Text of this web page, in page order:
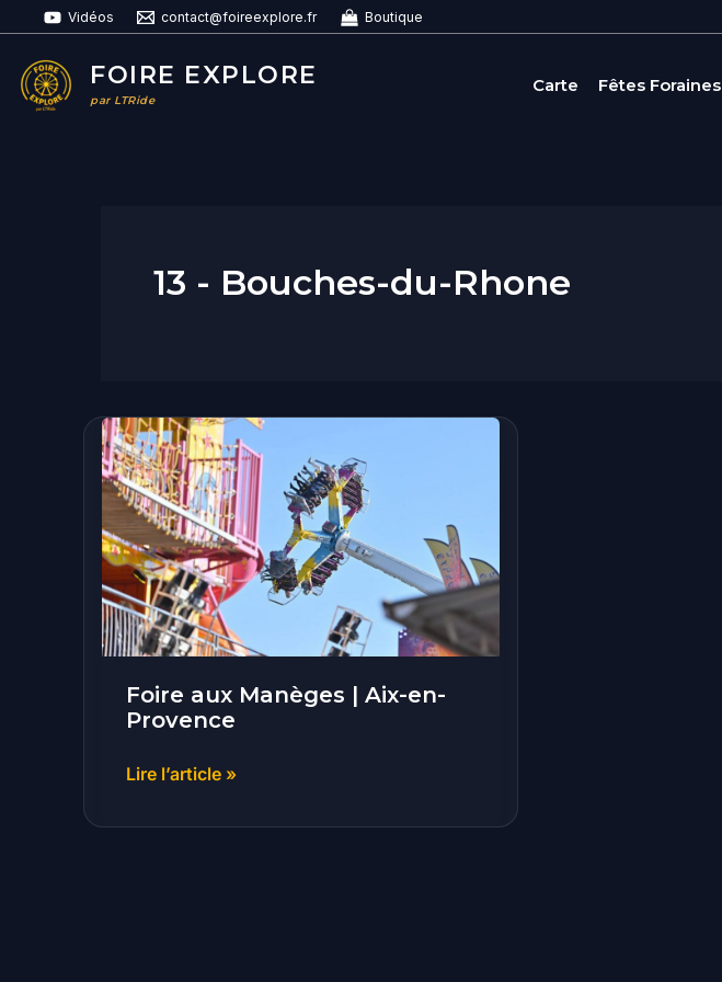
contenu
Vidéos contact@foireexplore.fr Boutique
FOIRE EXPLORE
par LTRide
Carte Fêtes Foraines
13 - Bouches-du-Rhone
Foire aux Manèges | Aix-en-
Provence
Foire
aux
Manèges
Aix-
en-
Provence
Lire l’article »